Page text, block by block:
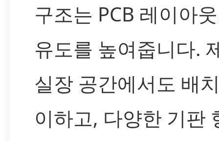
구조는 PCB 레이아
유도를 높여줍니다.
실장 공간에서도 배
이하고, 다양한 기판